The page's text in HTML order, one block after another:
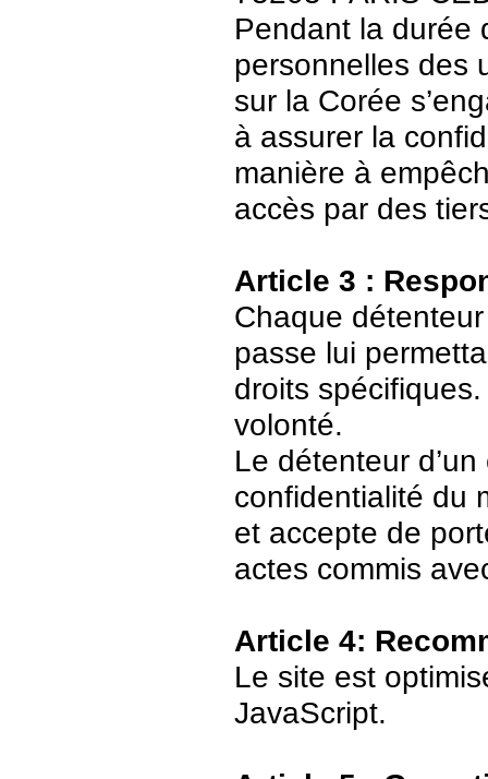
Pendant la durée
personnelles des
sur la Corée
à assurer la
manière à
accès par des
Article 3 :
Chaque
passe lui
droits
volonté.
Le détenteur
confidentialité du
et accepte de
actes commis
Article 4:
Le site est
JavaScript.